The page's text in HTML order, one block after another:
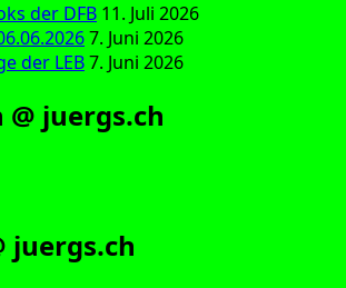
der DFB 11. Juli 2026
7. Juni 2026
der LEB7. Juni 2026
juergs.ch
juergs.ch